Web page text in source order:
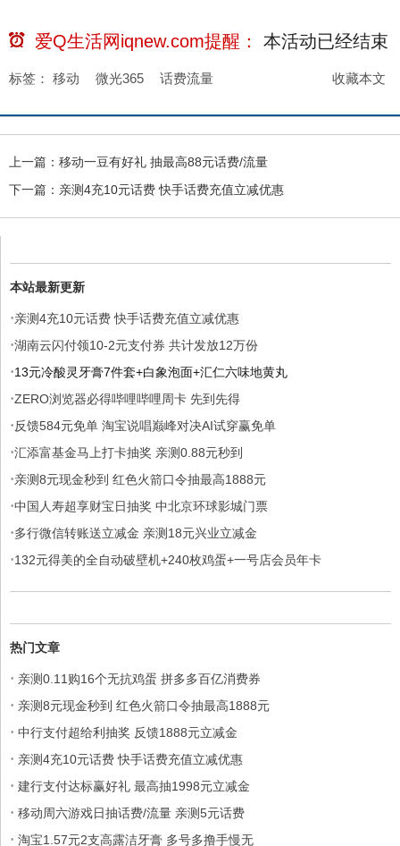
爱Q生活网iqnew.com提醒： 本活动已经结束
收藏本文
标签： 移动 微光365 话费流量
上一篇： 移动一豆有好礼 抽最高88元话费/流量
下一篇： 亲测4充10元话费 快手话费充值立减优惠
本站最新更新
·亲测4充10元话费 快手话费充值立减优惠
·湖南云闪付领10-2元支付券 共计发放12万份
·13元冷酸灵牙膏7件套+白象泡面+汇仁六味地黄丸
·ZERO浏览器必得哔哩哔哩周卡 先到先得
·反馈584元免单 淘宝说唱巅峰对决AI试穿赢免单
·汇添富基金马上打卡抽奖 亲测0.88元秒到
·亲测8元现金秒到 红色火箭口令抽最高1888元
·中国人寿超享财宝日抽奖 中北京环球影城门票
·多行微信转账送立减金 亲测18元兴业立减金
·132元得美的全自动破壁机+240枚鸡蛋+一号店会员年卡
热门文章
· 亲测0.11购16个无抗鸡蛋 拼多多百亿消费券
· 亲测8元现金秒到 红色火箭口令抽最高1888元
· 中行支付超给利抽奖 反馈1888元立减金
· 亲测4充10元话费 快手话费充值立减优惠
· 建行支付达标赢好礼 最高抽1998元立减金
· 移动周六游戏日抽话费/流量 亲测5元话费
· 淘宝1.57元2支高露洁牙膏 多号多撸手慢无